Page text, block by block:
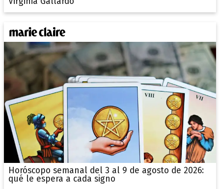
Horóscopo semanal del 3 al 9 de agosto de 2026:
qué le espera a cada signo